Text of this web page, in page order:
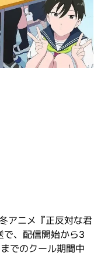
アニメ『正反対な君
で、配信開始から3
でのクール期間中